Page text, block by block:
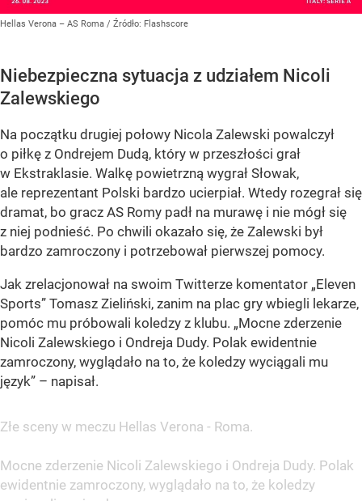
Hellas Verona – AS Roma / Źródło: Flashscore
Niebezpieczna sytuacja z udziałem Nicoli
Zalewskiego
Na początku drugiej połowy Nicola Zalewski powalczył
o piłkę z Ondrejem Dudą, który w przeszłości grał
w Ekstraklasie. Walkę powietrzną wygrał Słowak,
ale reprezentant Polski bardzo ucierpiał. Wtedy rozegrał się
dramat, bo gracz AS Romy padł na murawę i nie mógł się
z niej podnieść. Po chwili okazało się, że Zalewski był
bardzo zamroczony i potrzebował pierwszej pomocy.
Jak zrelacjonował na swoim Twitterze komentator „Eleven
Sports” Tomasz Zieliński, zanim na plac gry wbiegli lekarze,
pomóc mu próbowali koledzy z klubu. „Mocne zderzenie
Nicoli Zalewskiego i Ondreja Dudy. Polak ewidentnie
zamroczony, wyglądało na to, że koledzy wyciągali mu
język” – napisał.
Złe sceny w meczu Hellas Verona - Roma.
Mocne zderzenie Nicoli Zalewskiego i Ondreja Dudy. Polak
ewidentnie zamroczony, wyglądało na to, że koledzy